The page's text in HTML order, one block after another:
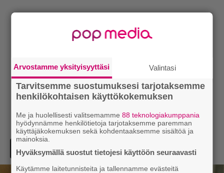
Arvostamme yksityisyyttäsi Valintasi
Tarvitsemme suostumuksesi tarjotaksemme
henkilökohtaisen käyttökokemuksen
Me ja huolellisesti valitsemamme88 teknologiakumppania
hyödynnämme henkilötietoja tarjotaksemme paremman
käyttäjäkokemuksen sekä kohdentaaksemme sisältöä ja
mainoksia.
Hyväksymällä suostut tietojesi käyttöön seuraavasti
Käytämme laitetunnisteita ja tallennamme evästeitä